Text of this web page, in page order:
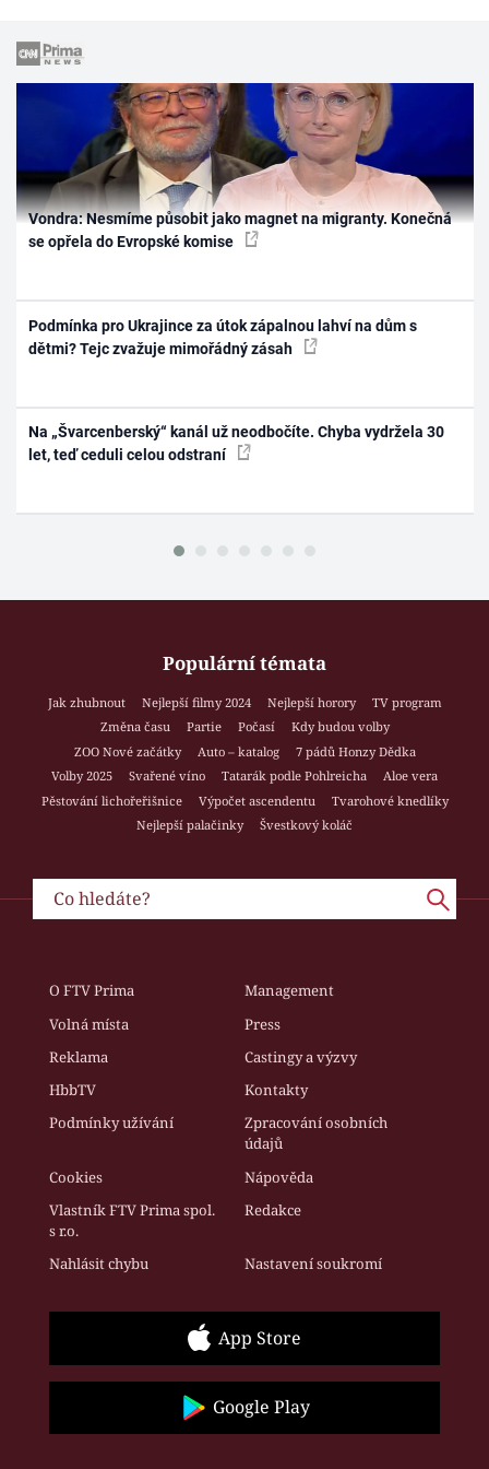
Vondra: Nesmíme působit jako magnet na migranty. Konečná
se opřela do Evropské komise
Podmínka pro Ukrajince za útok zápalnou lahví na dům s
dětmi? Tejc zvažuje mimořádný zásah
Na „Švarcenberský“ kanál už neodbočíte. Chyba vydržela 30
let, teď ceduli celou odstraní
Populární témata
Jak zhubnout Nejlepší filmy 2024 Nejlepší horory
TV program
Změna času
Partie Počasí
Kdy budou volby
ZOO Nové začátky
Auto – katalog
7 pádů Honzy Dědka
Volby 2025
Svařené víno Tatarák podle Pohlreicha
Aloe vera
Pěstování lichořeřišnice
Výpočet ascendentu
Tvarohové knedlíky
Nejlepší palačinky
Švestkový koláč
O FTV Prima
Management
Volná místa
Press
Reklama
Castingy a výzvy
HbbTV
Kontakty
Podmínky užívání
Zpracování osobních
údajů
Cookies
Nápověda
Vlastník FTV Prima spol.
s r.o.
Redakce
Nahlásit chybu Nastavení soukromí
App Store
Google Play